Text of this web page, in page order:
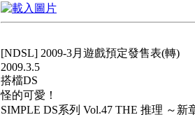
[NDSL] 2009-3月遊戲預定發售表(轉)
2009.3.5
搭檔DS
怪的可愛！
SIMPLE DS系列 Vol.47 THE 推理 ～新